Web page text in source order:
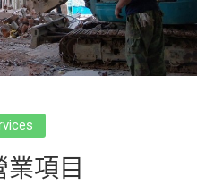
項目